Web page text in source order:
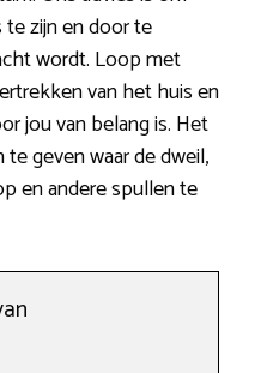
zijn en door te
wordt. Loop met
van het huis en
jou van belang is. Het
geven waar de dweil,
en andere spullen te